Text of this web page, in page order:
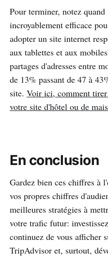
Pour terminer, notez
incroyablement efficace
adopter un site internet
aux tablettes et aux
partages d'adresses entre
de 13% passant de 47 à
site. Voir ici, comment
votre site d'hôtel ou de
En conclusion
Gardez bien ces chiffres à
vos propres chiffres
meilleures stratégies à
votre trafic futur:
continuez de vous afficher
TripAdvisor et, surtout,